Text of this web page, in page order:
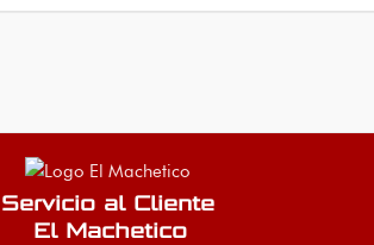
Servicio al Cliente
El Machetico